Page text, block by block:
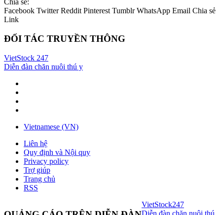
Chia sẻ:
Facebook Twitter Reddit Pinterest Tumblr WhatsApp Email Chia sẻ
Link
ĐỐI TÁC TRUYỀN THÔNG
VietStock 247
Diễn đàn chăn nuôi thú y
Vietnamese (VN)
Liên hệ
Quy định và Nội quy
Privacy policy
Trợ giúp
Trang chủ
RSS
VietStock247
Diễn đàn chăn nuôi thú